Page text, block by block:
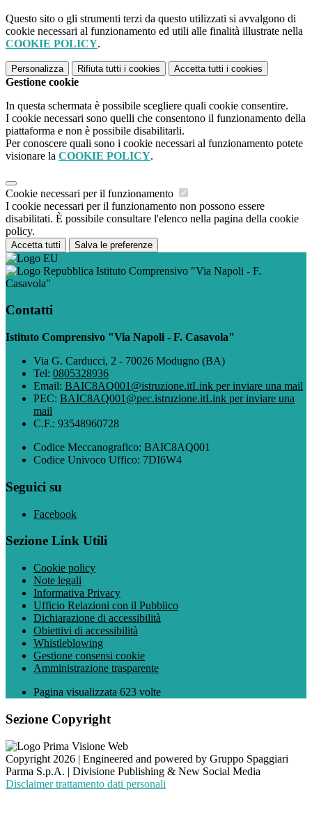
Questo sito o gli strumenti terzi da questo utilizzati si avvalgono di
cookie necessari al funzionamento ed utili alle finalità illustrate nella
COOKIE POLICY.
Personalizza Rifiuta tutti i cookies Accetta tutti i cookies
Gestione cookie
In questa schermata è possibile scegliere quali cookie consentire.
I cookie necessari sono quelli che consentono il funzionamento della
piattaforma e non è possibile disabilitarli.
Per conoscere quali sono i cookie necessari al funzionamento potete
visionare la COOKIE POLICY.
Cookie necessari per il funzionamento
I cookie necessari per il funzionamento non possono essere
disabilitati. È possibile consultare l'elenco nella pagina della cookie
policy.
Accetta tutti Salva le preferenze
Istituto Comprensivo "Via Napoli - F.
Casavola"
Contatti
Istituto Comprensivo "Via Napoli - F. Casavola"
Via G. Carducci, 2 - 70026 Modugno (BA)
Tel: 0805328936
Email: BAIC8AQ001@istruzione.itLink per inviare una mail
PEC: BAIC8AQ001@pec.istruzione.itLink per inviare una
mail
C.F.: 93548960728
Codice Meccanografico: BAIC8AQ001
Codice Univoco Uffico: 7DI6W4
Seguici su
Facebook
Sezione Link Utili
Cookie policy
Note legali
Informativa Privacy
Ufficio Relazioni con il Pubblico
Dichiarazione di accessibilità
Obiettivi di accessibilità
Whistleblowing
Gestione consensi cookie
Amministrazione trasparente
Pagina visualizzata 623 volte
Sezione Copyright
Copyright 2026 | Engineered and powered by Gruppo Spaggiari
Parma S.p.A. | Divisione Publishing & New Social Media
Disclaimer trattamento dati personali